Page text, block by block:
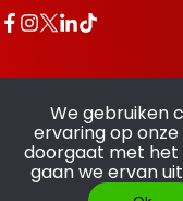
All rights reserved OHL
We gebruiken
ervaring op
doorgaat met het
gaan we ervan